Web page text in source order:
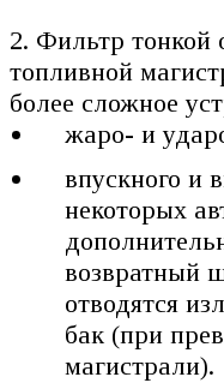
2. Фильтр тонкой
топливной
более сложное
жаро- и
впускного и
некоторых
возвратный
отводятся
бак (при
магистрали).